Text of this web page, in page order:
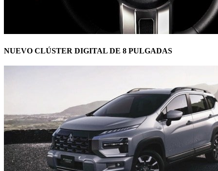
NUEVO CLÚSTER DIGITAL DE 8 PULGADAS